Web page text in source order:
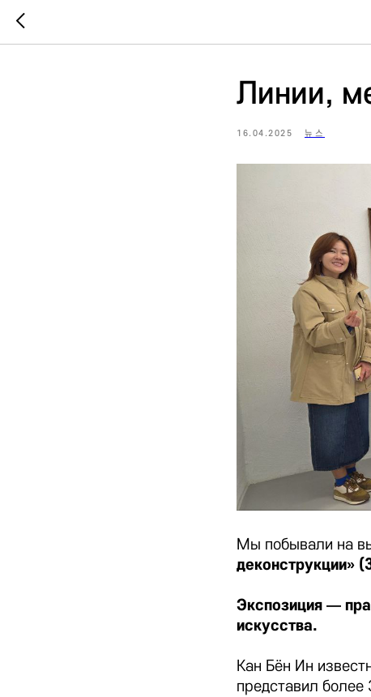
Линии,
16.04.2025 뉴스
Мы побывали на
деконструкции»
Экспозиция —
искусства.
Кан Бён Ин
представил